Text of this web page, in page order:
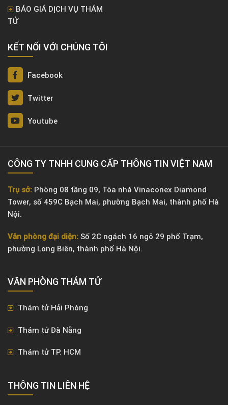
BÁO GIÁ DỊCH VỤ THÁM
TỬ
KẾT NỐI VỚI CHÚNG TÔI
Facebook
Twitter
Youtube
CÔNG TY TNHH CUNG CẤP THÔNG TIN VIỆT NAM
Trụ sở: Phòng 08 tầng 09, Tòa nhà Vinaconex Diamond
Tower, số 459C Bạch Mai, phường Bạch Mai, thành phố Hà
Nội.
Văn phòng đại diện: Số 2C ngách 16 ngõ 29 phố Trạm,
phường Long Biên, thành phố Hà Nội.
VĂN PHÒNG ​THÁM TỬ
Thám tử Hải Phòng
Thám tử Đà Nẵng
Thám tử TP. HCM
THÔNG TIN LIÊN HỆ